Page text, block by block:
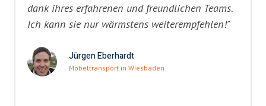
dank ihres erfahrenen und freundlichen Teams.
Ich kann sie nur wärmstens weiterempfehlen!"
Jürgen Eberhardt
Möbeltransport in Wiesbaden